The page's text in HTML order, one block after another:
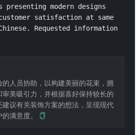
modern designs
satisfaction at same
Requested information
人员协助，以构建美丽的花束，拥
美吸引力，并根据喜好保持较长的
建议有关装饰方案的想法，呈现现代
满意度。